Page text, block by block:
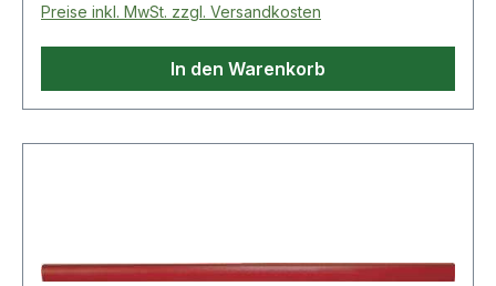
Preise inkl. MwSt. zzgl. Versandkosten
In den Warenkorb